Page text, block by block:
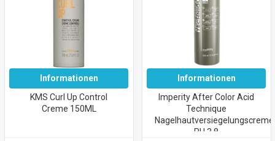
Informationen
KMS Curl Up Control
Creme 150ML
Informationen
Imperity After Color Acid
Technique
Nagelhautversiegelungscreme,
PH 3,8